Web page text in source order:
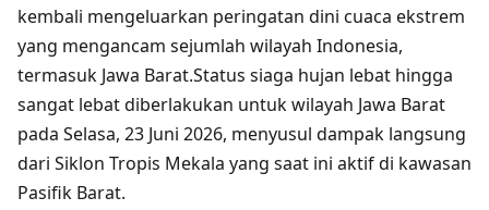
kembali mengeluarkan peringatan dini cuaca ekstrem
yang mengancam sejumlah wilayah Indonesia,
termasuk Jawa Barat.Status siaga hujan lebat hingga
sangat lebat diberlakukan untuk wilayah Jawa Barat
pada Selasa, 23 Juni 2026, menyusul dampak langsung
dari Siklon Tropis Mekala yang saat ini aktif di kawasan
Pasifik Barat.